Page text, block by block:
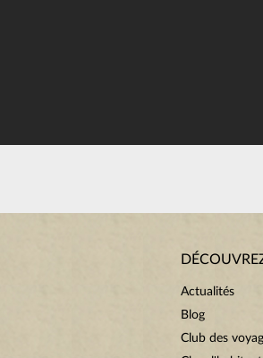
Actualités
Blog
Club des